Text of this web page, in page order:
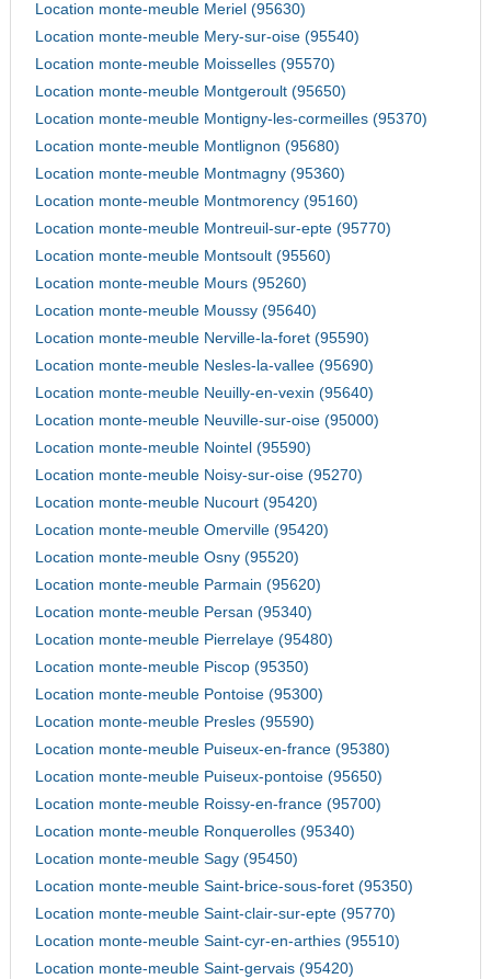
Location monte-meuble Meriel (95630)
Location monte-meuble Mery-sur-oise (95540)
Location monte-meuble Moisselles (95570)
Location monte-meuble Montgeroult (95650)
Location monte-meuble Montigny-les-cormeilles (95370)
Location monte-meuble Montlignon (95680)
Location monte-meuble Montmagny (95360)
Location monte-meuble Montmorency (95160)
Location monte-meuble Montreuil-sur-epte (95770)
Location monte-meuble Montsoult (95560)
Location monte-meuble Mours (95260)
Location monte-meuble Moussy (95640)
Location monte-meuble Nerville-la-foret (95590)
Location monte-meuble Nesles-la-vallee (95690)
Location monte-meuble Neuilly-en-vexin (95640)
Location monte-meuble Neuville-sur-oise (95000)
Location monte-meuble Nointel (95590)
Location monte-meuble Noisy-sur-oise (95270)
Location monte-meuble Nucourt (95420)
Location monte-meuble Omerville (95420)
Location monte-meuble Osny (95520)
Location monte-meuble Parmain (95620)
Location monte-meuble Persan (95340)
Location monte-meuble Pierrelaye (95480)
Location monte-meuble Piscop (95350)
Location monte-meuble Pontoise (95300)
Location monte-meuble Presles (95590)
Location monte-meuble Puiseux-en-france (95380)
Location monte-meuble Puiseux-pontoise (95650)
Location monte-meuble Roissy-en-france (95700)
Location monte-meuble Ronquerolles (95340)
Location monte-meuble Sagy (95450)
Location monte-meuble Saint-brice-sous-foret (95350)
Location monte-meuble Saint-clair-sur-epte (95770)
Location monte-meuble Saint-cyr-en-arthies (95510)
Location monte-meuble Saint-gervais (95420)